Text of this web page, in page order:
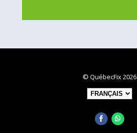
© QuébecFix 2026